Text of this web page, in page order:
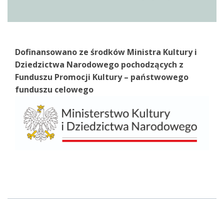
Dofinansowano ze środków Ministra Kultury i
Dziedzictwa Narodowego pochodzących z
Funduszu Promocji Kultury – państwowego
funduszu celowego